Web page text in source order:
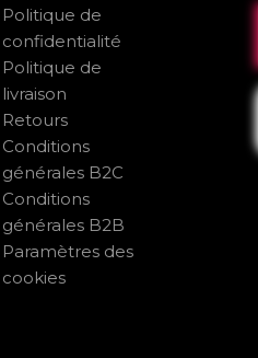
Politique de
confidentialité
Politique de
livraison
Retours
Conditions
générales B2C
Conditions
générales B2B
Paramètres des
cookies